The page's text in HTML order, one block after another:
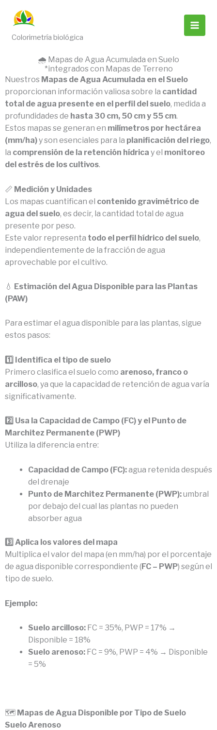
Colorimetría biológica
🌧️ Mapas de Agua Acumulada en Suelo
*integrados con Mapas de Terreno
Nuestros Mapas de Agua Acumulada en el Suelo
proporcionan información valiosa sobre la cantidad
total de agua presente en el perfil del suelo, medida a
profundidades de hasta 30 cm, 50 cm y 55 cm.
Estos mapas se generan en milímetros por hectárea
(mm/ha)y son esenciales para la planificación del riego,
la comprensión de la retención hídrica y el monitoreo
del estrés de los cultivos.
📏 Medición y Unidades
Los mapas cuantifican el contenido gravimétrico de
agua del suelo, es decir, la cantidad total de agua
presente por peso.
Este valor representa todo el perfil hídrico del suelo,
independientemente de la fracción de agua
aprovechable por el cultivo.
💧 Estimación del Agua Disponible para las Plantas
(PAW)
Para estimar el agua disponible para las plantas, sigue
estos pasos:
1️⃣ Identifica el tipo de suelo
Primero clasifica el suelo como arenoso, franco o
arcilloso, ya que la capacidad de retención de agua varía
significativamente.
2️⃣ Usa la Capacidad de Campo (FC) y el Punto de
Marchitez Permanente (PWP)
Utiliza la diferencia entre:
Capacidad de Campo (FC):agua retenida después
del drenaje
Punto de Marchitez Permanente (PWP):umbral
por debajo del cual las plantas no pueden
absorber agua
3️⃣ Aplica los valores del mapa
Multiplica el valor del mapa (en mm/ha) por el porcentaje
de agua disponible correspondiente (FC – PWP) según el
tipo de suelo.
Ejemplo:
Suelo arcilloso: FC = 35%, PWP = 17% →
Disponible = 18%
Suelo arenoso: FC = 9%, PWP = 4% → Disponible
= 5%
🗺️ Mapas de Agua Disponible por Tipo de Suelo
Suelo Arenoso